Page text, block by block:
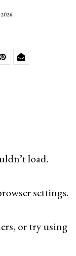
load.
settings.
or try using